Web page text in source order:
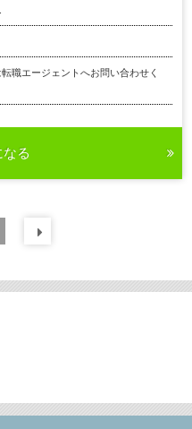
職エージェントへお問い合わせく
る
件